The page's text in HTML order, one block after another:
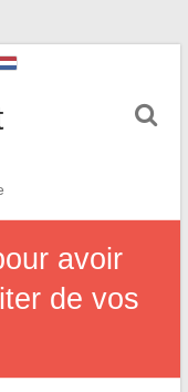
avoir
de vos